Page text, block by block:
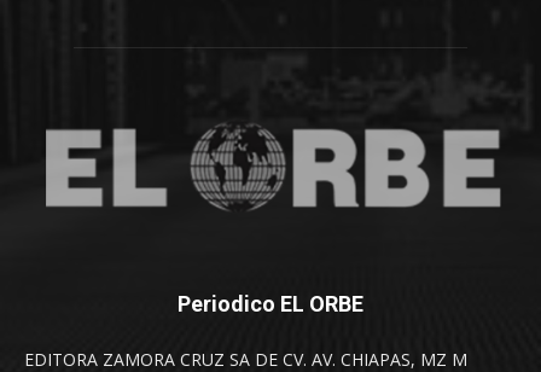
Periodico EL ORBE
EDITORA ZAMORA CRUZ SA DE CV. AV. CHIAPAS, MZ M